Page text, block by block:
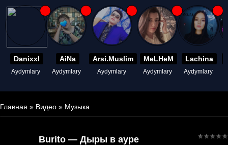
Danixxl
Aydymlary
AiNa
Aydymlary
Arsi.Muslim
Aydymlary
MeLHeM
Aydymlary
Lachina
Aydymlary
Главная » Видео » Музыка
Burito — Дыры в ауре